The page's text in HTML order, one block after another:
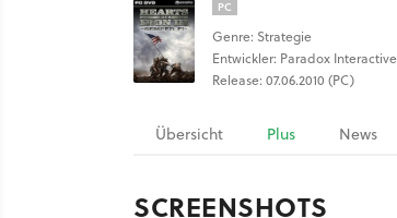
PC
Genre: Strategie
Entwickler: Paradox Interactive
Release: 07.06.2010 (PC)
Übersicht Plus News
SCREENSHOTS